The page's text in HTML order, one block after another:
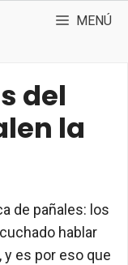
MENÚ
del
la
de pañales: los
hablar
es por eso que